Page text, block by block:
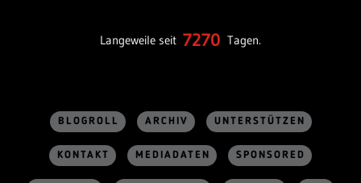
Langeweile seit 7270 Tagen.
BLOGROLL ARCHIV UNTERSTÜTZEN
KONTAKT MEDIADATEN SPONSORED